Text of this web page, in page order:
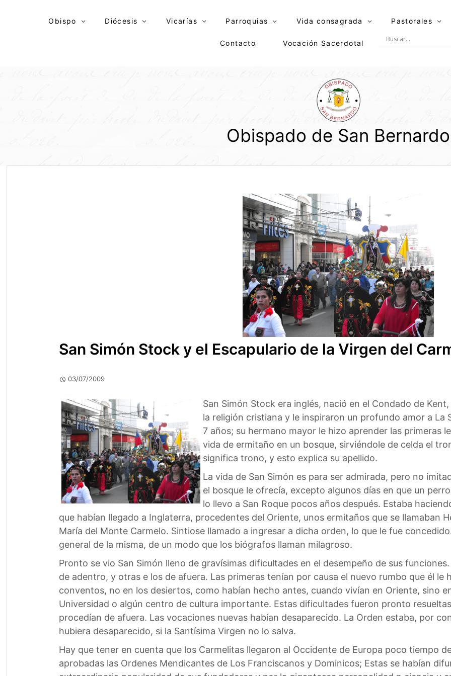
Obispo Diócesis Vicarías Parroquias Vida consagrada Pastorales
Contacto Vocación Sacerdotal
Obispado de San Bernardo
San Simón Stock y el Escapulario de la Virgen del
03/07/2009
San Simón Stock era inglés, nació en el Condado de
la religión cristiana y le inspiraron un profundo amor a La
7 años; su hermano mayor le hizo aprender las primeras
vida de ermitaño en un bosque, sirviéndole de celda el
significa trono, y esto explica su apellido.
La vida de San Simón es para ser admirada, pero no
el bosque le ofrecía, excepto algunos días en que un
lo llevo a San Roque pocos años después. Estaba
que habían llegado a Inglaterra, procedentes del Oriente, unos ermitaños que se llamaban
María del Monte Carmelo. Sintiose llamado a ingresar a dicha orden, lo que le fue
general de la misma, de un modo que los biógrafos llaman milagroso.
Pronto se vio San Simón lleno de gravísimas dificultades en el desempeño de sus
de adentro, y otras e los de afuera. Las primeras tenían por causa el nuevo rumbo que él le
conventos, no en los desiertos, como habían hecho antes, cuando vivían en Oriente, sino
Universidad o algún centro de cultura importante. Estas dificultades fueron pronto
procedían de afuera. Las vocaciones nuevas habían desaparecido. La Orden estaba, por
hubiera desaparecido, si la Santísima Virgen no lo salva.
Hay que tener en cuenta que los Carmelitas llegaron al Occidente de Europa poco tiempo
aprobadas las Ordenes Mendicantes de Los Franciscanos y Dominicos; Estas se habían